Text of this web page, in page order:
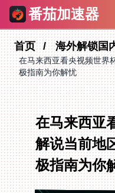
番茄加速器
首页 海外解锁国
在马来西亚看央视频世界
极指南为你解忧
在马来西亚
解说当前地
极指南为你